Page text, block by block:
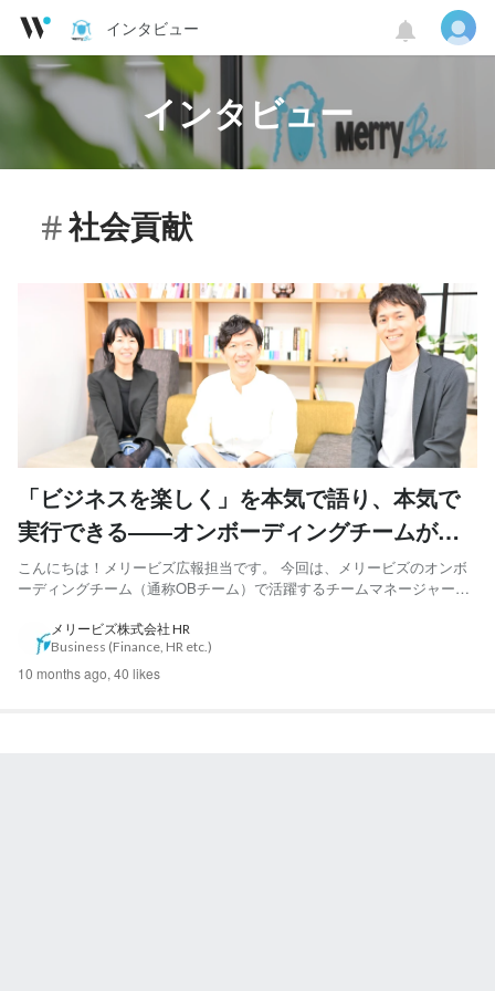
インタビュー
インタビュー
社会貢献
「ビジネスを楽しく」を本気で語り、本気で
実行できる――オンボーディングチームが語
るメリービズの魅力
こんにちは！メリービズ広報担当です。 今回は、メリービズのオンボ
ーディングチーム（通称OBチーム）で活躍するチームマネージャーの
タビュー記事をお届けします。 バックグラウンドの異なる多様な強み
を持つメンバーで構成されているOBチームは、『バーチャル経...
メリービズ株式会社 HR
Business (Finance, HR etc.)
10 months ago, 40 likes